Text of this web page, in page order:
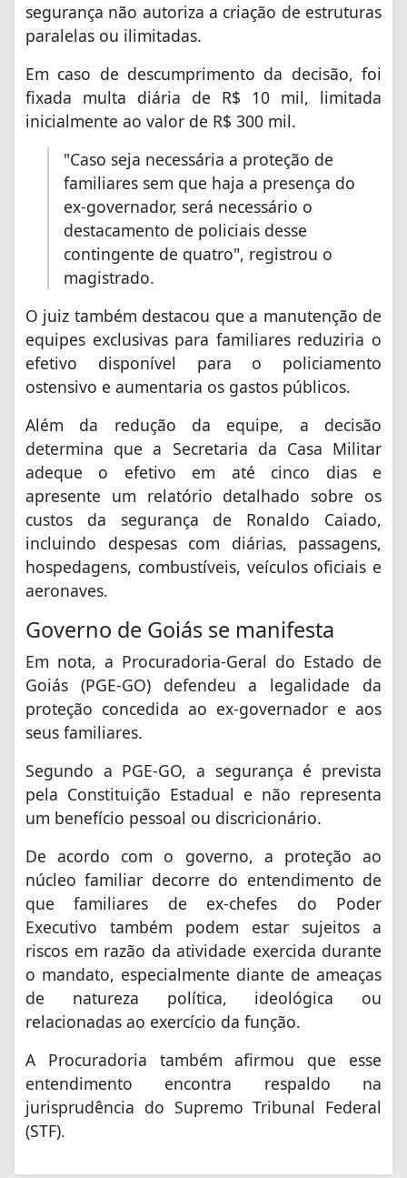
segurança não autoriza a criação de estruturas
paralelas ou ilimitadas.
Em caso de descumprimento da decisão, foi
fixada multa diária de R$ 10 mil, limitada
inicialmente ao valor de R$ 300 mil.
"Caso seja necessária a proteção de
familiares sem que haja a presença do
ex-governador, será necessário o
destacamento de policiais desse
contingente de quatro", registrou o
magistrado.
O juiz também destacou que a manutenção de
equipes exclusivas para familiares reduziria o
efetivo disponível para o policiamento
ostensivo e aumentaria os gastos públicos.
Além da redução da equipe, a decisão
determina que a Secretaria da Casa Militar
adeque o efetivo em até cinco dias e
apresente um relatório detalhado sobre os
custos da segurança de Ronaldo Caiado,
incluindo despesas com diárias, passagens,
hospedagens, combustíveis, veículos oficiais e
aeronaves.
Governo de Goiás se manifesta
Em nota, a Procuradoria-Geral do Estado de
Goiás (PGE-GO) defendeu a legalidade da
proteção concedida ao ex-governador e aos
seus familiares.
Segundo a PGE-GO, a segurança é prevista
pela Constituição Estadual e não representa
um benefício pessoal ou discricionário.
De acordo com o governo, a proteção ao
núcleo familiar decorre do entendimento de
que familiares de ex-chefes do Poder
Executivo também podem estar sujeitos a
riscos em razão da atividade exercida durante
o mandato, especialmente diante de ameaças
de natureza política, ideológica ou
relacionadas ao exercício da função.
A Procuradoria também afirmou que esse
entendimento encontra respaldo na
jurisprudência do Supremo Tribunal Federal
(STF).